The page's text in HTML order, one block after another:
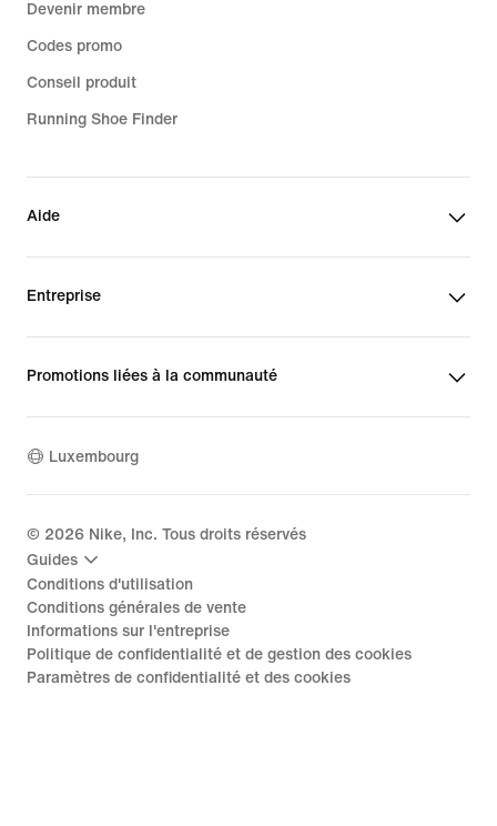
Devenir membre
Codes promo
Conseil produit
Running Shoe Finder
Aide
Entreprise
Promotions liées à la communauté
Luxembourg
© 2026 Nike, Inc. Tous droits réservés
Guides
Conditions d'utilisation
Conditions générales de vente
Informations sur l'entreprise
Politique de confidentialité et de gestion des cookies
Paramètres de confidentialité et des cookies